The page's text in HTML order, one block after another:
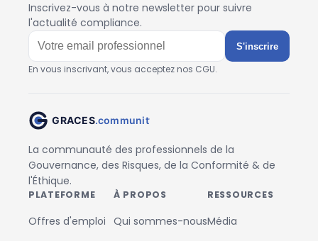
Inscrivez-vous à notre newsletter pour suivre
l'actualité compliance.
S'inscrire
En vous inscrivant, vous acceptez nos CGU.
La communauté des professionnels de la
Gouvernance, des Risques, de la Conformité & de
l'Éthique.
PLATEFORME
Offres d'emploi
À PROPOS
Qui sommes-nous
RESSOURCES
Média